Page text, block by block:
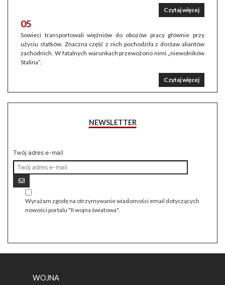
Czytaj więcej
05
Sowieci transportowali więźniów do obozów pracy głównie przy
użyciu statków. Znaczna część z nich pochodziła z dostaw aliantów
zachodnich. W fatalnych warunkach przewożono nimi „niewolników
Stalina”.
Czytaj więcej
NEWSLETTER
Twój adres e-mail
Wyrażam zgodę na otrzymywanie wiadomości email dotyczących
nowości portalu "II wojna światowa".
WOJNA